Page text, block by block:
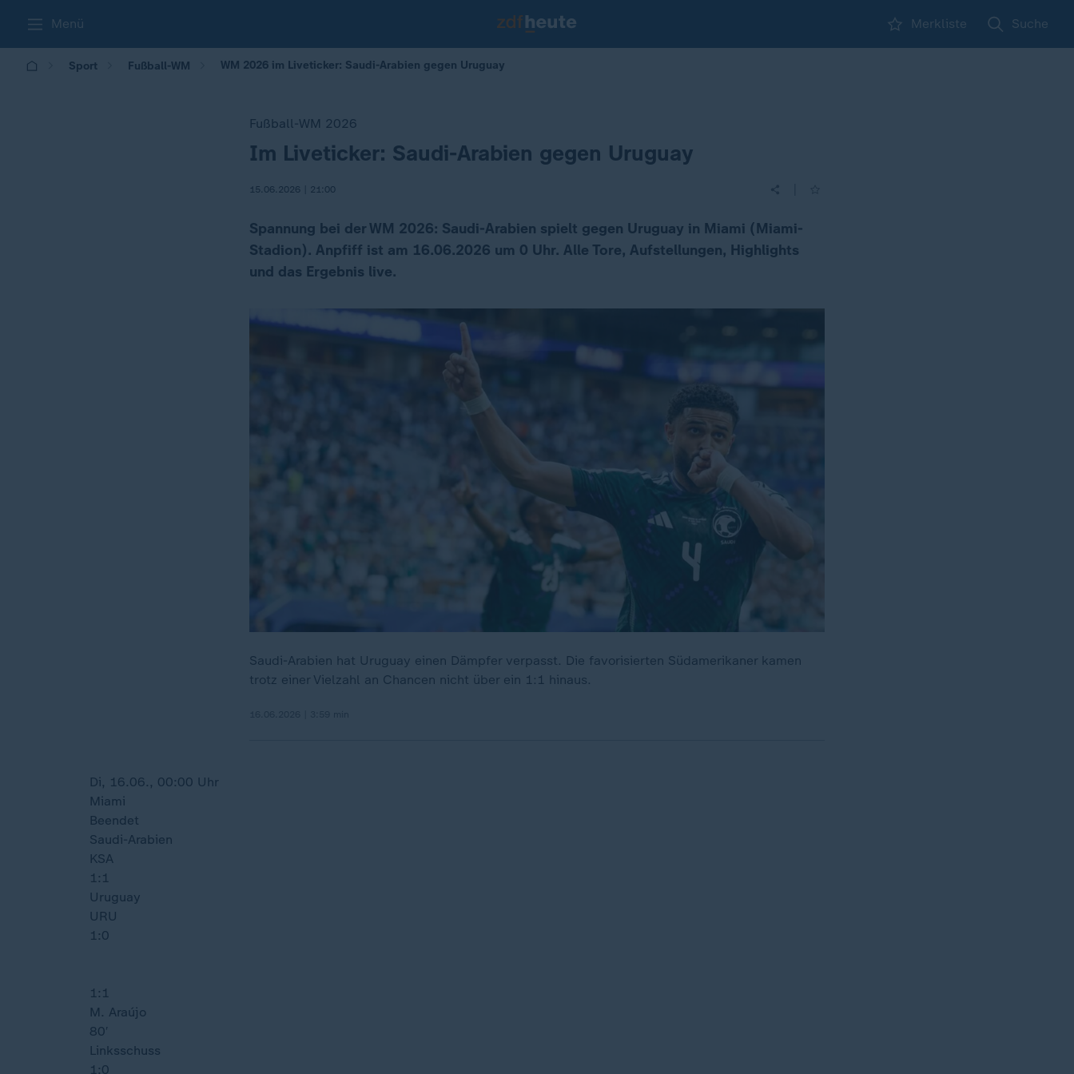
Menü Merkliste Suche
Sport Fußball-WM WM 2026 im Liveticker: Saudi-Arabien gegen Uruguay
Fußball-WM 2026
:Im Liveticker: Saudi-Arabien gegen Uruguay
15.06.2026 | 21:00
Spannung bei der WM 2026: Saudi-Arabien spielt gegen Uruguay in Miami (Miami-
Stadion). Anpfiff ist am 16.06.2026 um 0 Uhr. Alle Tore, Aufstellungen, Highlights
und das Ergebnis live.
Saudi-Arabien hat Uruguay einen Dämpfer verpasst. Die favorisierten Südamerikaner kamen
trotz einer Vielzahl an Chancen nicht über ein 1:1 hinaus.
Di, 16.06., 00:00 Uhr
Miami
Beendet
Saudi-Arabien
KSA
1:1
Uruguay
URU
1:0
1:1
M. Araújo
80′
Linksschuss
1:0